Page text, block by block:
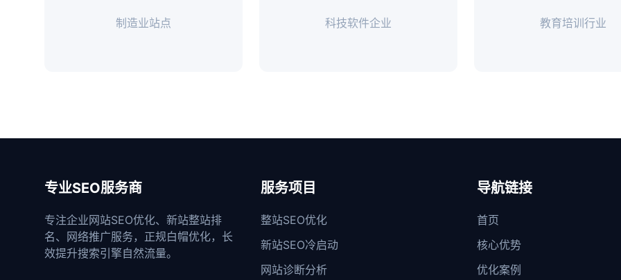
制造业站点 科技软件企业 教育培训行业
专业SEO服务商
专注企业网站SEO优化、新站整站排
名、网络推广服务，正规白帽优化，长
效提升搜索引擎自然流量。
服务项目
整站SEO优化
新站SEO冷启动
网站诊断分析
导航链接
首页
核心优势
优化案例